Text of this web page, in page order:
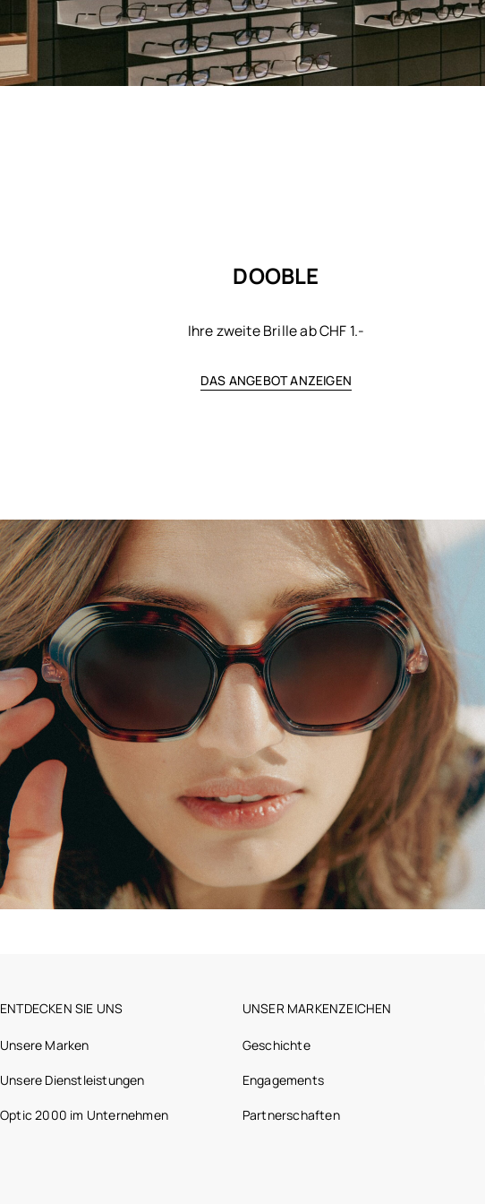
DOOBLE
Ihre zweite Brille ab CHF 1.-
DAS ANGEBOT ANZEIGEN
ENTDECKEN SIE UNS
Unsere Marken
Unsere Dienstleistungen
Optic 2000 im Unternehmen
UNSER MARKENZEICHEN
Geschichte
Engagements
Partnerschaften